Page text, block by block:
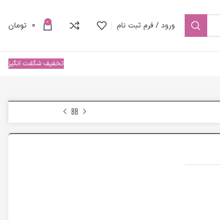
ورود / فرم ثبت نام 0
0 تومان
تخفیف شگفت انگیز